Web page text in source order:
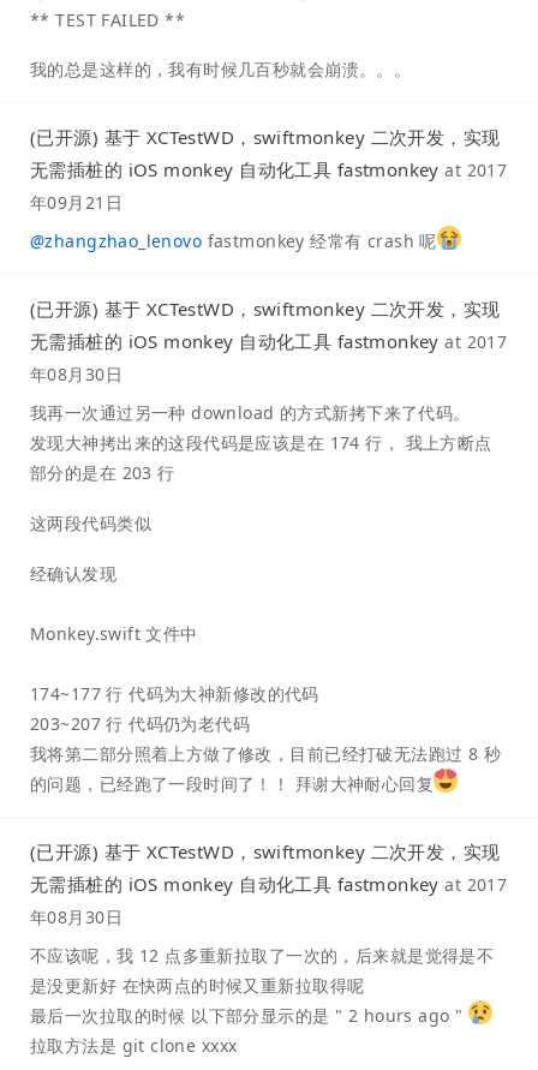
** TEST FAILED **
我的总是这样的，我有时候几百秒就会崩溃。。。
(已开源) 基于 XCTestWD，swiftmonkey 二次开发，实现
无需插桩的 iOS monkey 自动化工具 fastmonkey at 2017
年09月21日
@zhangzhao_lenovo fastmonkey 经常有 crash 呢
(已开源) 基于 XCTestWD，swiftmonkey 二次开发，实现
无需插桩的 iOS monkey 自动化工具 fastmonkey at 2017
年08月30日
我再一次通过另一种 download 的方式新拷下来了代码。
发现大神拷出来的这段代码是应该是在 174 行， 我上方断点
部分的是在 203 行
这两段代码类似
经确认发现
Monkey.swift 文件中
174~177 行 代码为大神新修改的代码
203~207 行 代码仍为老代码
我将第二部分照着上方做了修改，目前已经打破无法跑过 8 秒
的问题，已经跑了一段时间了！！ 拜谢大神耐心回复
(已开源) 基于 XCTestWD，swiftmonkey 二次开发，实现
无需插桩的 iOS monkey 自动化工具 fastmonkey at 2017
年08月30日
不应该呢，我 12 点多重新拉取了一次的，后来就是觉得是不
是没更新好 在快两点的时候又重新拉取得呢
最后一次拉取的时候 以下部分显示的是 " 2 hours ago "
拉取方法是 git clone xxxx